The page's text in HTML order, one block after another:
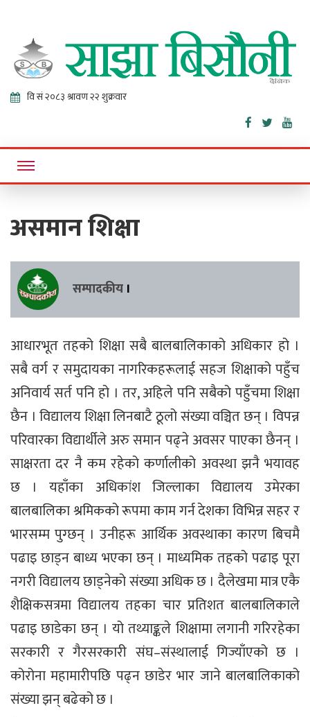
Sajha
Bisaunee
Online News Portal
असमान शिक्षा
सम्पादकीय ।
आधारभूत तहको शिक्षा सबै बालबालिकाको अधिकार हो ।
सबै वर्ग र समुदायका नागरिकहरूलाई सहज शिक्षाको पहुँच
अनिवार्य सर्त पनि हो । तर, अहिले पनि सबैको पहुँचमा शिक्षा
छैन । विद्यालय शिक्षा लिनबाटै ठूलो संख्या वञ्चित छन् । विपन्न
परिवारका विद्यार्थीले अरु समान पढ्ने अवसर पाएका छैनन् ।
साक्षरता दर नै कम रहेको कर्णालीको अवस्था झनै भयावह
छ । यहाँका अधिकांश जिल्लाका विद्यालय उमेरका
बालबालिका श्रमिकको रूपमा काम गर्न देशका विभिन्न सहर र
भारसम्म पुग्छन् । उनीहरू आर्थिक अवस्थाका कारण बिचमै
पढाइ छाड्न बाध्य भएका छन् । माध्यमिक तहको पढाइ पूरा
नगरी विद्यालय छाड्नेको संख्या अधिक छ । दैलेखमा मात्र एकै
शैक्षिकसत्रमा विद्यालय तहका चार प्रतिशत बालबालिकाले
पढाइ छाडेका छन् । यो तथ्याङ्कले शिक्षामा लगानी गरिरहेका
सरकारी र गैरसरकारी संघ–संस्थालाई गिज्याँएको छ ।
कोरोना महामारीपछि पढ्न छाडेर भार जाने बालबालिकाको
संख्या झन् बढेको छ ।